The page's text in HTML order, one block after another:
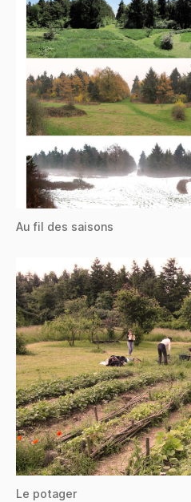
Au fil des saisons
Le potager